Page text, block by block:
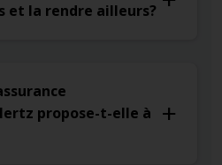
et la rendre ailleurs?
propose-t-elle à